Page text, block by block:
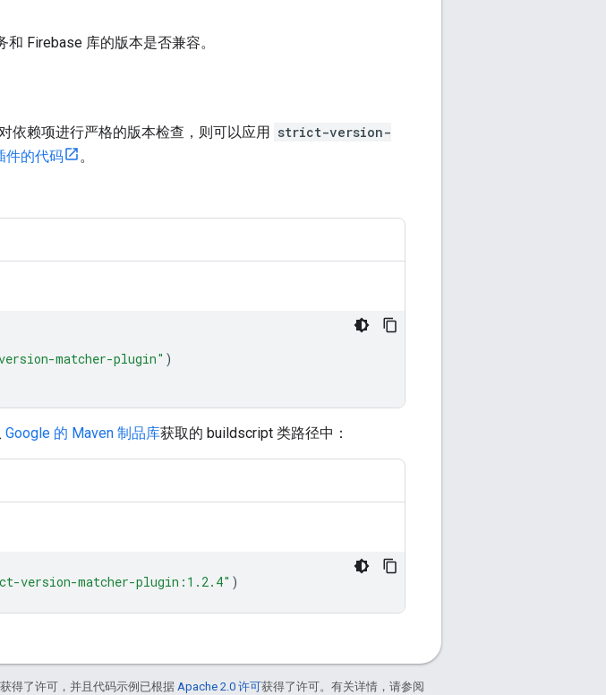
和 Firebase 库的版本是否兼容。
依赖项进行严格的版本检查，则可以应用 strict-version-
件的代码 。
matcher-plugin" )
Google 的 Maven 制品库获取的 buildscript 类路径中：
version-matcher-plugin:1.2.4" )
获得了许可，并且代码示例已根据 Apache 2.0 许可获得了许可。有关详情，请参阅